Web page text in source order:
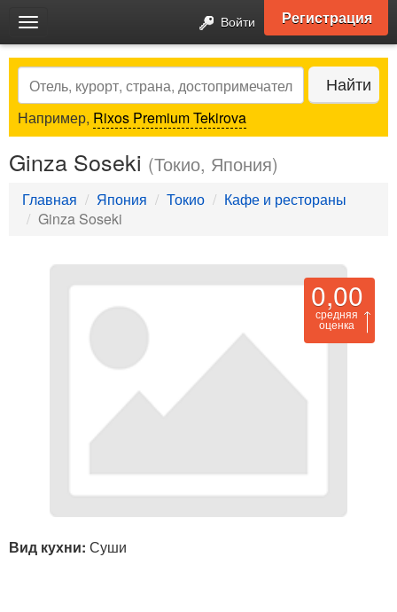
Toggle
navigation
Войти Регистрация
Search Найти
Например, Rixos Premium Tekirova
Ginza Soseki (Токио, Япония)
Главная Япония Токио
Кафе и рестораны
Ginza Soseki
0,00
средняя
оценка
Вид кухни: Суши